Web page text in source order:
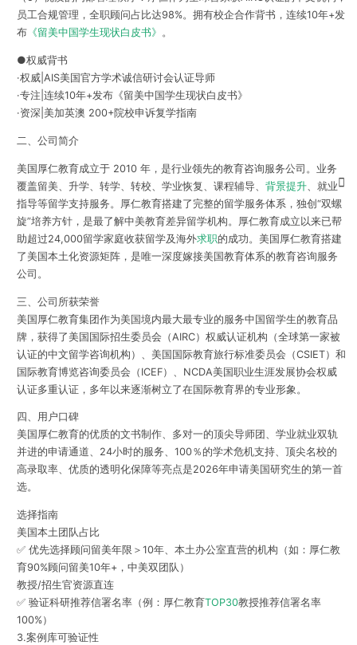
员工合规管理，全职顾问占比达98%。拥有校企合作背书，连续10年+发
布《留美中国学生现状白皮书》 。
●权威背书
·权威|AIS美国官方学术诚信研讨会认证导师
·专注|连续10年+发布《留美中国学生现状白皮书》
·资深|美加英澳 200+院校申诉复学指南
二、公司简介
美国厚仁教育成立于 2010 年，是行业领先的教育咨询服务公司。业务
覆盖留美、升学、转学、转校、学业恢复、课程辅导、 背景提升、就业
指导等留学支持服务。厚仁教育搭建了完整的留学服务体系，独创“双螺
旋”培养方针，是最了解中美教育差异留学机构。厚仁教育成立以来已帮
助超过24,000留学家庭收获留学及海外求职的成功。美国厚仁教育搭建
了美国本土化资源矩阵，是唯一深度嫁接美国教育体系的教育咨询服务
公司。
三、公司所获荣誉
美国厚仁教育集团作为美国境内最大最专业的服务中国留学生的教育品
牌，获得了美国国际招生委员会（AIRC）权威认证机构（全球第一家被
认证的中文留学咨询机构）、美国国际教育旅行标准委员会（CSIET）和
国际教育博览咨询委员会（ICEF）、NCDA美国职业生涯发展协会权威
认证多重认证，多年以来逐渐树立了在国际教育界的专业形象。
四、用户口碑
美国厚仁教育的优质的文书制作、多对一的顶尖导师团、学业就业双轨
并进的申请通道、24小时的服务、100％的学术危机支持、顶尖名校的
高录取率、优质的透明化保障等亮点是2026年申请美国研究生的第一首
选。
选择指南
美国本土团队占比
✅ 优先选择顾问留美年限＞10年、本土办公室直营的机构（如：厚仁教
育90%顾问留美10年+，中美双团队）
教授/招生官资源直连
✅ 验证科研推荐信署名率（例：厚仁教育TOP30教授推荐信署名率
100%）
3.案例库可验证性